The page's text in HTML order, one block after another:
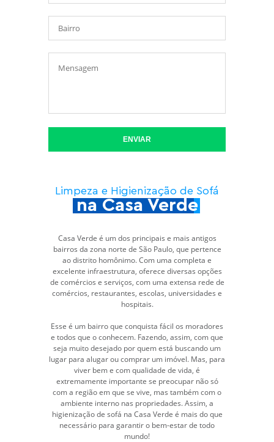
ENVIAR
Limpeza e Higienização de Sofá
na Casa Verde
Casa Verde é um dos principais e mais antigos
bairros da zona norte de São Paulo, que pertence
ao distrito homônimo. Com uma completa e
excelente infraestrutura, oferece diversas opções
de comércios e serviços, com uma extensa rede de
comércios, restaurantes, escolas, universidades e
hospitais.
Esse é um bairro que conquista fácil os moradores
e todos que o conhecem. Fazendo, assim, com que
seja muito desejado por quem está buscando um
lugar para alugar ou comprar um imóvel. Mas, para
viver bem e com qualidade de vida, é
extremamente importante se preocupar não só
com a região em que se vive, mas também com o
ambiente interno nas propriedades. Assim, a
higienização de sofá na Casa Verde é mais do que
necessário para garantir o bem-estar de todo
mundo!